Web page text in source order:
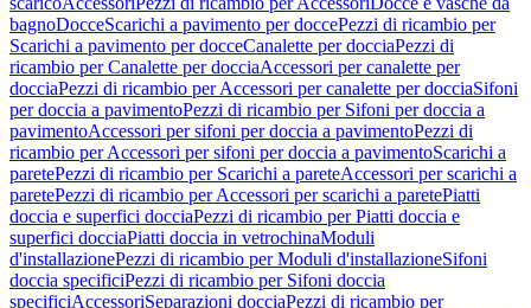
bagnoDocceScarichi a pavimento per doccePezzi di ricambio per
Scarichi a pavimento per docceCanalette per docciaPezzi di
ricambio per Canalette per docciaAccessori per canalette per
docciaPezzi di ricambio per Accessori per canalette per docciaSifoni
per doccia a pavimentoPezzi di ricambio per Sifoni per doccia a
pavimentoAccessori per sifoni per doccia a pavimentoPezzi di
ricambio per Accessori per sifoni per doccia a pavimentoScarichi a
paretePezzi di ricambio per Scarichi a pareteAccessori per scarichi a
paretePezzi di ricambio per Accessori per scarichi a paretePiatti
doccia e superfici docciaPezzi di ricambio per Piatti doccia e
superfici docciaPiatti doccia in vetrochinaModuli
d'installazionePezzi di ricambio per Moduli d'installazioneSifoni
doccia specificiPezzi di ricambio per Sifoni doccia
specificiAccessoriSeparazioni docciaPezzi di ricambio per